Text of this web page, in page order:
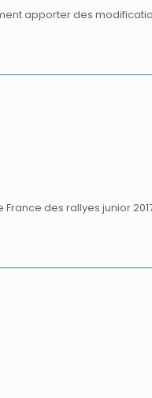
apporter des
des rallyes junior